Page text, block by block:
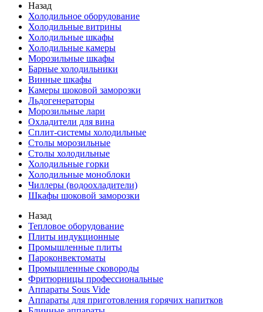
Назад
Холодильное оборудование
Холодильные витрины
Холодильные шкафы
Холодильные камеры
Морозильные шкафы
Барные холодильники
Винные шкафы
Камеры шоковой заморозки
Льдогенераторы
Морозильные лари
Охладители для вина
Сплит-системы холодильные
Столы морозильные
Столы холодильные
Холодильные горки
Холодильные моноблоки
Чиллеры (водоохладители)
Шкафы шоковой заморозки
Назад
Тепловое оборудование
Плиты индукционные
Промышленные плиты
Пароконвектоматы
Промышленные сковороды
Фритюрницы профессиональные
Аппараты Sous Vide
Аппараты для приготовления горячих напитков